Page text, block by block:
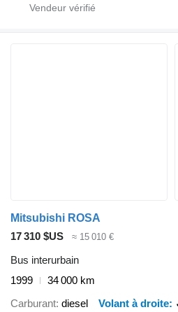
Mitsubishi ROSA
17 310 $US
≈ 15 010 €
Bus interurbain
1999
34 000 km
Carburant diesel Volant à droite